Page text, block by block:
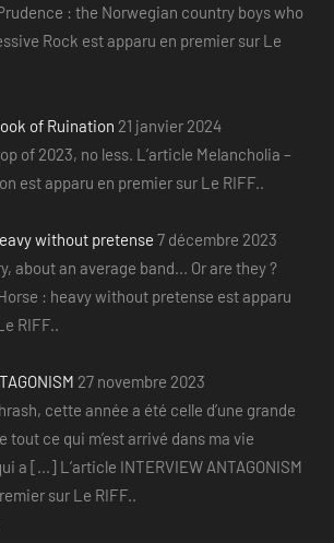
: the Norwegian country boys who
Rock est apparu en premier sur Le
of Ruination 21 janvier 2024
of 2023, no less. L’article Melancholia –
est apparu en premier sur Le RIFF..
without pretense 7 décembre 2023
about an average band... Or are they ?
: heavy without pretense est apparu
RIFF..
27 novembre 2023
cette année a été celle d’une grande
tout ce qui m’est arrivé dans ma vie
a [...] L’article INTERVIEW ANTAGONISM
sur Le RIFF..